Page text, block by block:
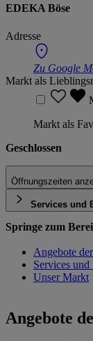
EDEKA Böse
Adresse
Zu Google
Markt als
Markt als
Geschlossen
Öffnungszeiten
Services und
Springe zum
Angebote
Services und
Unser Markt
Angebote